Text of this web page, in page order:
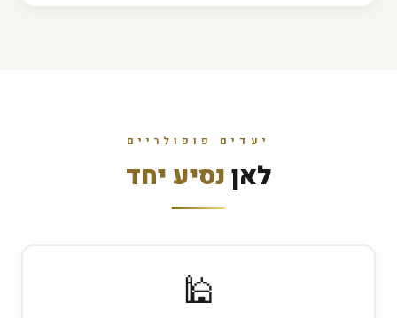
יעדים פופולריים
לאןנסיע יחד
🕌